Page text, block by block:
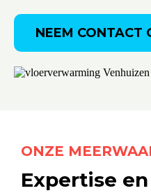
NEEM CONTACT
ONZE
Expertise